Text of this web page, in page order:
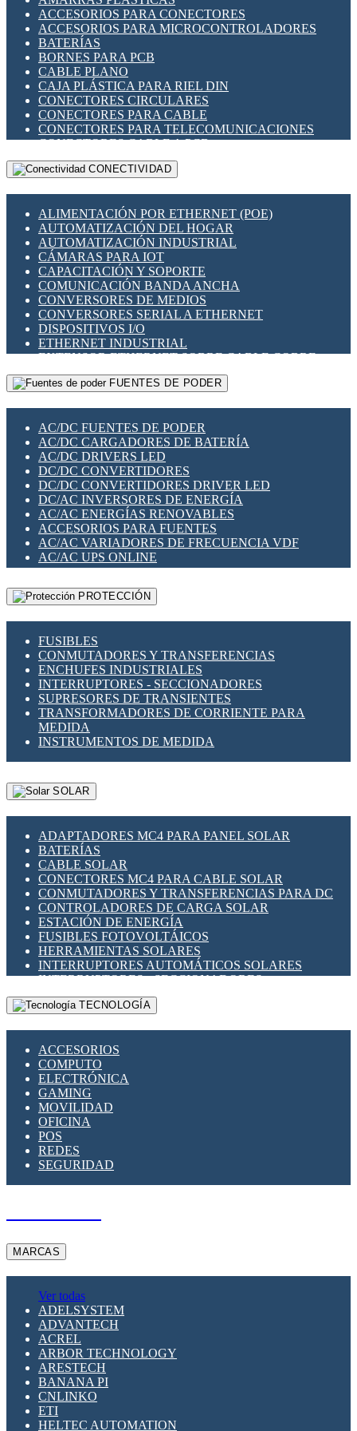
INDICADORES PARA PANEL
INTERFACES DE RELÉ
INTERRUPTORES FIN DE CARRERA
LLAVES CONMUTADORAS
MEDIDORES DE ENERGÍA Y TC'S DE CORRIENTE
MOTORES PASO A PASO
PANTALLAS HMI
PLC -CONTROLADORES LÓGICO PROGRAMABLES
PROGRAMADORES DE HORARIO
RELÉS DE PROTECCIÓN
SENSORES CAPACITIVOS
SENSORES INDUCTIVOS
TEMPORIZADORES
VARIACS
VARIADORES DE FRECUENCIA [VDF]
SECCIONADORES - INTERRUPTORES
MAQUINARIA
ACCESORIOS PARA CONECTORES
ACCESORIOS PARA MICROCONTROLADORES
BATERÍAS
BORNES PARA PCB
CABLE PLANO
CAJA PLÁSTICA PARA RIEL DIN
CONECTORES CIRCULARES
CONECTORES PARA CABLE
CONECTORES PARA TELECOMUNICACIONES
CONECTORES CABLE A PCB
CONECTORES PCB A CABLE
DIP SWITCHES
HERRAMIENTAS VARIAS
ILUMINACIÓN LED
INTERRUPTORES REED
INTERFACES DE RELÉ
OTROS RELÉS
PROTECCIÓN TÉRMICA
RELÉS AUTOMOTRICES
RELÉS DE SEÑAL
RELÉS DE ESTADO SÓLIDO SSR
RELÉS INDUSTRIALES
RELÉS MINIATURA DE POTENCIA
SENSORES MAGNÉTICOS
SWITCH Y MICROSWITCH
TARJETAS PI
UNIÓN Y DERIVACIÓN DE CABLE
CONECTIVIDAD
ALIMENTACIÓN POR ETHERNET (POE)
AUTOMATIZACIÓN DEL HOGAR
AUTOMATIZACIÓN INDUSTRIAL
CÁMARAS PARA IOT
CAPACITACIÓN Y SOPORTE
COMUNICACIÓN BANDA ANCHA
CONVERSORES DE MEDIOS
CONVERSORES SERIAL A ETHERNET
DISPOSITIVOS I/O
ETHERNET INDUSTRIAL
EXTENSOR ETHERNET SOBRE CABLE COBRE
GATEWAY LORAWAN
GESTIÓN DE REDES
PLACAS MODULARES IOT
SWITCHES Y REDES WIFI
SOLUCIONES IOT
SOLUCIONES LORAWAN
SOLUCIONES RED CELULAR
SEGURIDAD PARA REDES
SWITCHES LAN
TELEFONÍA IP (VOIP)
VIGILANCIA IP (CCTV)
MESHTASTIC
FUENTES DE PODER
AC/DC FUENTES DE PODER
AC/DC CARGADORES DE BATERÍA
AC/DC DRIVERS LED
DC/DC CONVERTIDORES
DC/DC CONVERTIDORES DRIVER LED
DC/AC INVERSORES DE ENERGÍA
AC/AC ENERGÍAS RENOVABLES
ACCESORIOS PARA FUENTES
AC/AC VARIADORES DE FRECUENCIA VDF
AC/AC UPS ONLINE
PROTECCIÓN
FUSIBLES
CONMUTADORES Y TRANSFERENCIAS
ENCHUFES INDUSTRIALES
INTERRUPTORES - SECCIONADORES
SUPRESORES DE TRANSIENTES
TRANSFORMADORES DE CORRIENTE PARA
MEDIDA
INSTRUMENTOS DE MEDIDA
SOLAR
ADAPTADORES MC4 PARA PANEL SOLAR
BATERÍAS
CABLE SOLAR
CONECTORES MC4 PARA CABLE SOLAR
CONMUTADORES Y TRANSFERENCIAS PARA DC
CONTROLADORES DE CARGA SOLAR
ESTACIÓN DE ENERGÍA
FUSIBLES FOTOVOLTÁICOS
HERRAMIENTAS SOLARES
INTERRUPTORES AUTOMÁTICOS SOLARES
INTERRUPTORES - SECCIONADORES
FOTOVOLTÁICOS
MONTAJE PANEL SOLAR
SUPRESOR DE TRANSIENTES SPDS PARA
APLICACIONES FOTOVOLTAICAS
TECNOLOGÍA
ACCESORIOS
COMPUTO
ELECTRÓNICA
GAMING
MOVILIDAD
OFICINA
POS
REDES
SEGURIDAD
MARCAS
Ver todas
ADELSYSTEM
ADVANTECH
ACREL
ARBOR TECHNOLOGY
ARESTECH
BANANA PI
CNLINKO
ETI
HELTEC AUTOMATION